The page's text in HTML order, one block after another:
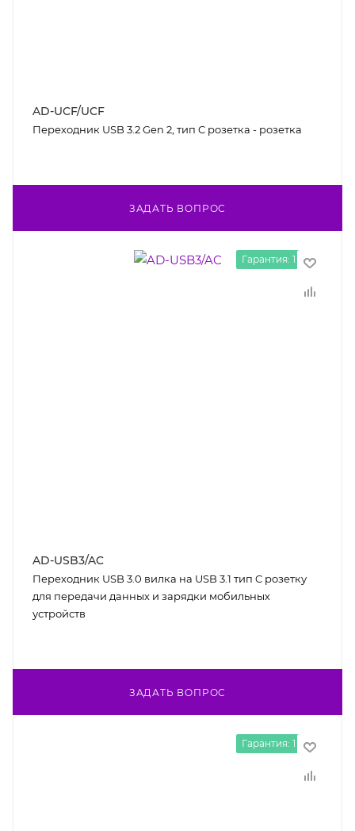
AD-UCF/UCF
Переходник USB 3.2 Gen 2, тип C розетка - розетка
ЗАДАТЬ ВОПРОС
Гарантия: 1 год
AD-USB3/AC
Переходник USB 3.0 вилка на USB 3.1 тип C розетку
для передачи данных и зарядки мобильных
устройств
ЗАДАТЬ ВОПРОС
Гарантия: 1 год